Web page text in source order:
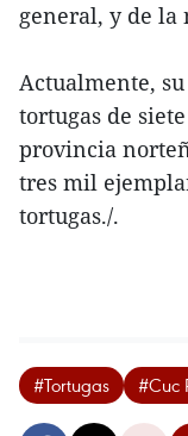
general, y de
Actualmente,
tortugas de
provincia
tres mil
tortugas./.
#Tortugas #Cuc